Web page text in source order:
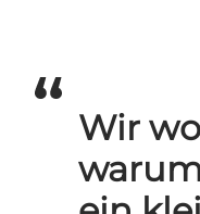
Wir